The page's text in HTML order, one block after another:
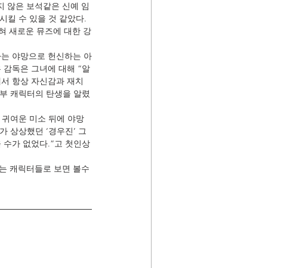
않은 보석같은 신예 임
킬 수 있을 것 같았다.
새로운 뮤즈에 대한 강
야망으로 헌신하는 아
감독은 그녀에 대해 “알
항상 자신감과 재치
캐릭터의 탄생을 알렸
귀여운 미소 뒤에 야망
상상했던 ‘경우진’ 그
가 없었다.”고 첫인상
캐릭터들로 보면 볼수